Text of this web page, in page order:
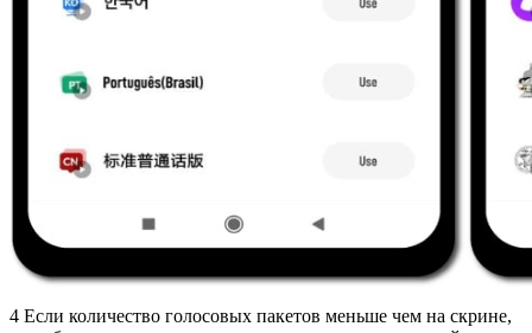
4 Если количество голосовых пакетов меньше чем на скрине,